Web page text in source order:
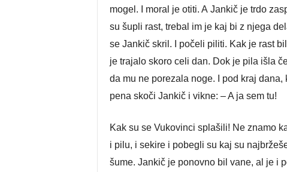
mogel. I moral je otiti. A Jankič je trdo
su šupli rast, trebal im je kaj bi z njega
se Jankič skril. I počeli piliti. Kak je rast
je trajalo skoro celi dan. Dok je pila išla
da mu ne porezala noge. I pod kraj
pena skoči Jankič i vikne: – A ja sem tu!
Kak su se Vukovinci splašili! Ne znamo
i pilu, i sekire i pobegli su kaj su
šume. Jankič je ponovno bil vane, al je i